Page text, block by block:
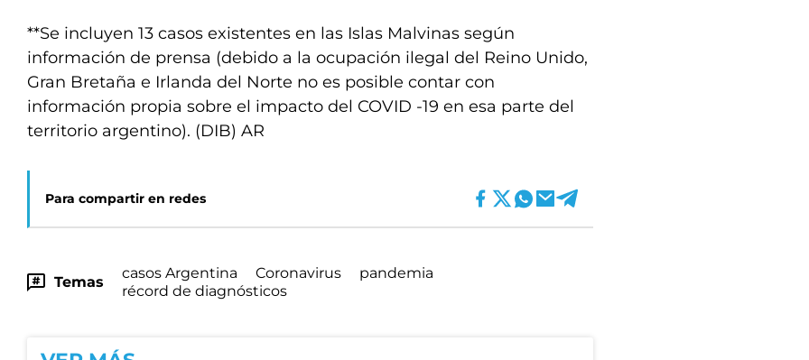
**Se incluyen 13 casos existentes en las Islas Malvinas según
información de prensa (debido a la ocupación ilegal del Reino Unido,
Gran Bretaña e Irlanda del Norte no es posible contar con
información propia sobre el impacto del COVID -19 en esa parte del
territorio argentino). (DIB) AR
Para compartir en redes
Temas
casos Argentina Coronavirus
pandemia
récord de diagnósticos